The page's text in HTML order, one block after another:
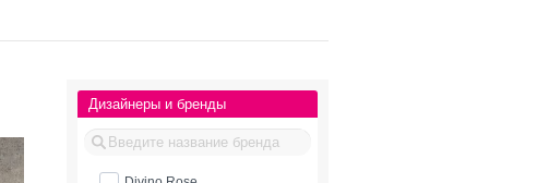
Дизайнеры и бренды